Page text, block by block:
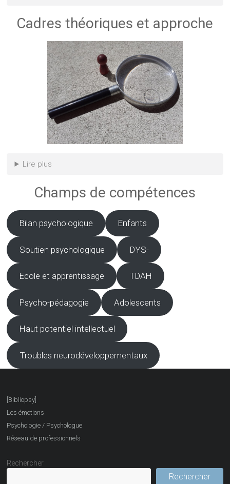
Cadres théoriques et approche
Lire plus
Champs de compétences
Bilan psychologique Enfants
Soutien psychologique DYS-
Ecole et apprentissage TDAH
Psycho-pédagogie Adolescents
Haut potentiel intellectuel
Troubles neurodéveloppementaux
[Bibliopsy]
Les émotions
Psychologie / Psychologue
Réseau de professionnels
Rechercher
Rechercher